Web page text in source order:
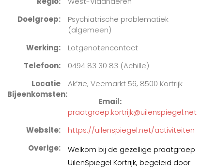
Doelgroep
Psychiatrische problematiek
(algemeen)
Werking
Lotgenotencontact
Telefoon
0494 83 30 83 (Achille)
Locatie
Bijeenkomsten
Ak’zie, Veemarkt 56, 8500 Kortrijk
Email
praatgroep.kortrijk@uilenspiegel.net
Website
https://uilenspiegel.net/activiteiten
Overige
Welkom bij de gezellige praatgroep
UilenSpiegel Kortrijk, begeleid door